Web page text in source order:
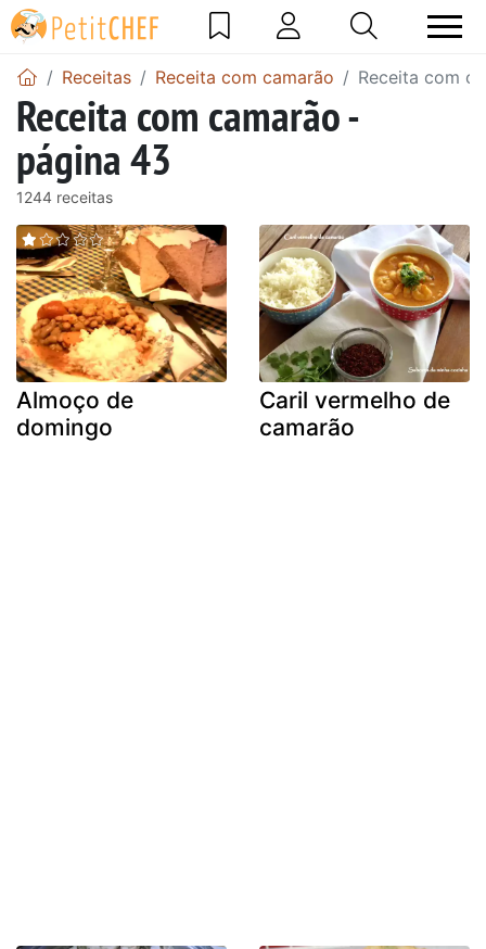
Receitas Receita com camarão Receita com
Receita com camarão -
página 43
1244 receitas
Almoço de
domingo
Caril vermelho de
camarão